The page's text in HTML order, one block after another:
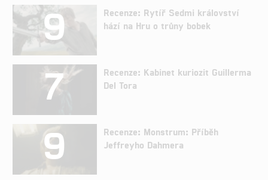
9
Recenze: Rytíř Sedmi království
hází na Hru o trůny bobek
7
Recenze: Kabinet kuriozit Guillerma
Del Tora
9
Recenze: Monstrum: Příběh
Jeffreyho Dahmera